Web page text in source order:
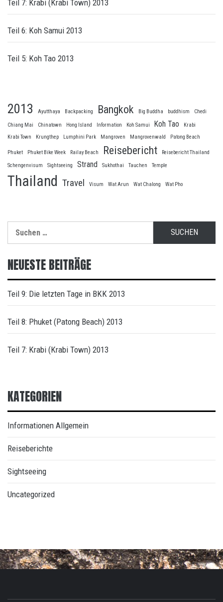
Teil 7: Krabi (Krabi Town) 2013
Teil 6: Koh Samui 2013
Teil 5: Koh Tao 2013
2013 Ayutthaya Backpacking Bangkok Big Buddha buddhism Chedi
Chiang Mai Chinatown Hong Island Information Koh Samui Koh Tao
Krabi
Krabi Town
Krungthep Lumphini Park Mangroven Mangrovenwald Patong Beach
Phuket Phuket Bike Week Railay Beach Reisebericht
Reisebericht Thailand
Schengenvisum
Sightseeing Strand Sukhothai Tauchen Temple
Thailand Travel Visum Wat Arun Wat Chalong Wat Pho
nach:
NEUESTE BEITRÄGE
Teil 9: Die letzten Tage in BKK 2013
Teil 8: Phuket (Patong Beach) 2013
Teil 7: Krabi (Krabi Town) 2013
KATEGORIEN
Informationen Allgemein
Reiseberichte
Sightseeing
Uncategorized